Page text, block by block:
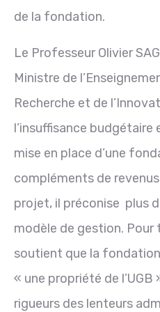
de la fondation.
Le Professeur Olivier
Ministre de
Recherche et de
l’insuffisance budgétaire
mise en place d’une
compléments de
projet, il préconise plus
modèle de gestion. Pour
soutient que la
« une propriété de l’UGB
rigueurs des lenteurs